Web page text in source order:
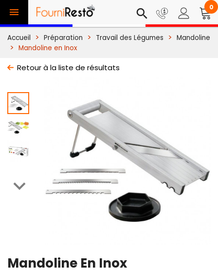
 search 0
Accueil Préparation Travail des Légumes
Mandoline
Mandoline en Inox
Retour à la liste de résultats

Mandoline En Inox